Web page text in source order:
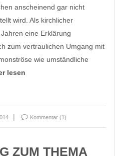
anscheinend gar nicht
wird. Als kirchlicher
eine Erklärung
zum vertraulichen Umgang mit
wie umständliche
lesen
Kommentar (1)
ZUM THEMA